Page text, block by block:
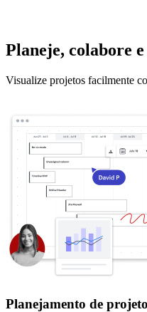
Planeje, colabore
Visualize projetos facilmente
Planejamento de